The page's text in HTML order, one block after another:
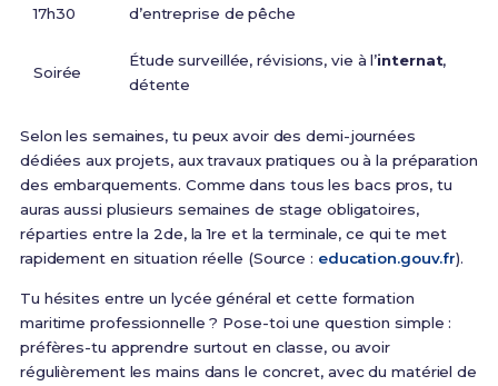
17h30
d’entreprise de pêche
Soirée
Étude surveillée, révisions, vie à l’internat,
détente
Selon les semaines, tu peux avoir des demi-journées
dédiées aux projets, aux travaux pratiques ou à la préparation
des embarquements. Comme dans tous les bacs pros, tu
auras aussi plusieurs semaines de stage obligatoires,
réparties entre la 2de, la 1re et la terminale, ce qui te met
rapidement en situation réelle (Source : education.gouv.fr).
Tu hésites entre un lycée général et cette formation
maritime professionnelle ? Pose-toi une question simple :
préfères-tu apprendre surtout en classe, ou avoir
régulièrement les mains dans le concret, avec du matériel de